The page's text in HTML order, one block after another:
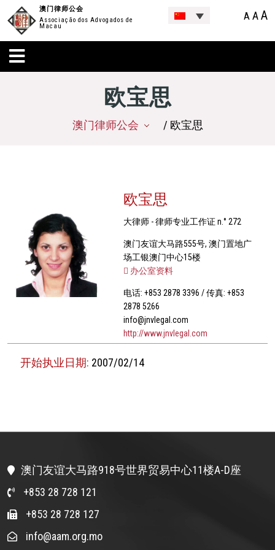
澳门律师公会
Associação dos Advogados de
Macau
A AA
欧宝思
澳门律师公会 / 欧宝思
欧宝思
大律师 - 律师专业工作证 n.° 272
澳门友谊大马路555号, 澳门置地广
场工银澳门中心15楼
办公室资料
电话: +853 2878 3396 / 传真: +853
2878 5266
info@jnvlegal.com
http://www.jnvlegal.com
开始执业日期: 2007/02/14
澳门友谊大马路918号世界贸易中心11楼A-D座
+853 28 728 121
+853 28 728 127
info@aam.org.mo